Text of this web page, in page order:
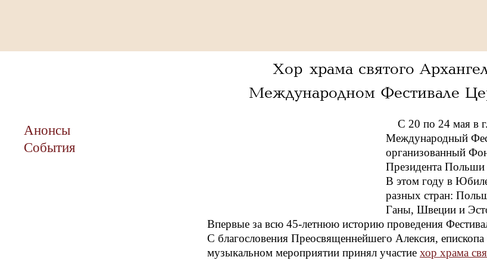
Хор храма святого
Международном Фестивале
Анонсы
События
С 20 по 24 мая в
Международный
организованный
Президента
В этом году в
разных стран:
Ганы, Швеции и
Впервые за всю 45-летнюю историю проведения
С благословения Преосвященнейшего Алексия,
музыкальном мероприятии принял участие хор храма